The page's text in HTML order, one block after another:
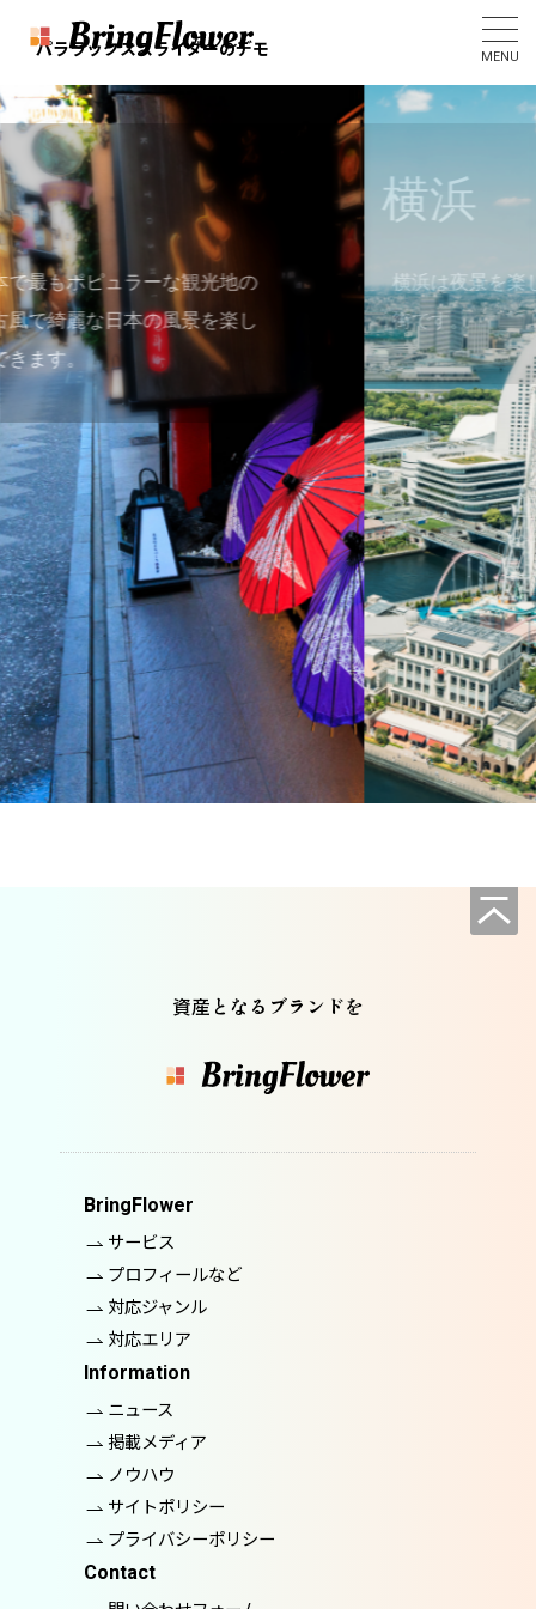
MENU
パララックススライダーのデモ
地の
楽し
横浜
横浜は夜景を楽しむことができる綺麗な
街です。
資産となるブランドを
BringFlower
サービス
プロフィールなど
対応ジャンル
対応エリア
Information
ニュース
掲載メディア
ノウハウ
サイトポリシー
プライバシーポリシー
Contact